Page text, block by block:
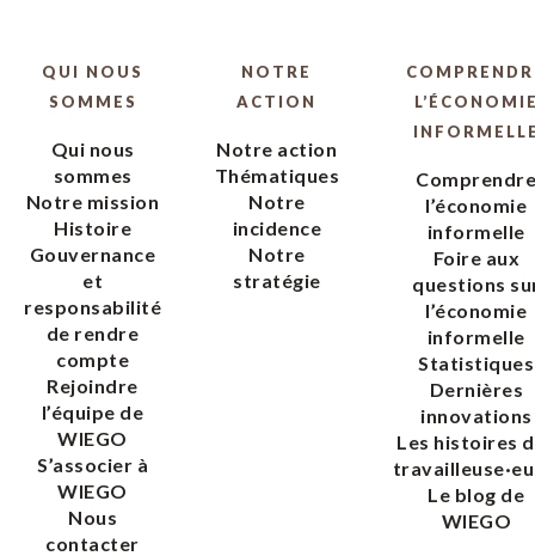
QUI NOUS
SOMMES
Qui nous
sommes
Notre mission
Histoire
Gouvernance
et
responsabilité
de rendre
compte
Rejoindre
l’équipe de
WIEGO
S’associer à
WIEGO
Nous
contacter
NOTRE
ACTION
Notre action
Thématiques
Notre
incidence
Notre
stratégie
l’économie
informelle
Foire aux
questions
l’économie
informelle
Statistiques
Dernières
innovations
Les histoires
Le blog de
WIEGO